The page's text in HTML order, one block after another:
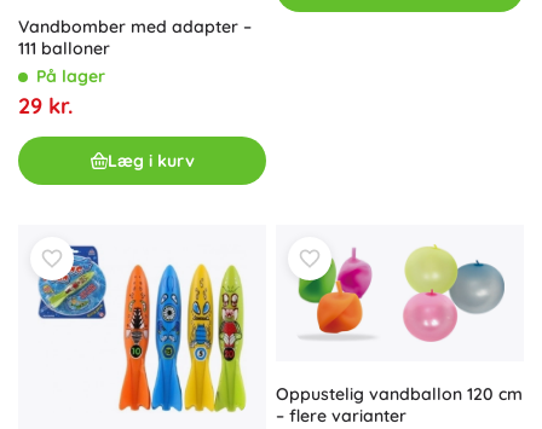
Vandbomber med adapter –
111 balloner
På lager
29 kr.
Læg i kurv
Oppustelig vandballon 120 cm
– flere varianter